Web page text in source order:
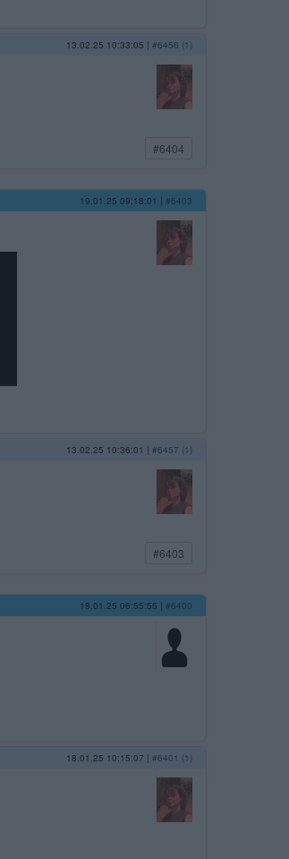
13.02.25 10:33:05 | #6456 (1)
#6404
19.01.25 09:18:01 | #6403
13.02.25 10:36:01 | #6457 (1)
#6403
18.01.25 06:55:55 | #6400
18.01.25 10:15:07 | #6401 (1)